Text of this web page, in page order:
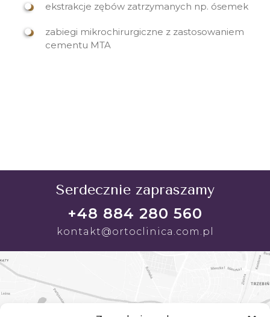
ekstrakcje zębów zatrzymanych np. ósemek
zabiegi mikrochirurgiczne z zastosowaniem
cementu MTA
Serdecznie zapraszamy
+48 884 280 560
kontakt@ortoclinica.com.pl